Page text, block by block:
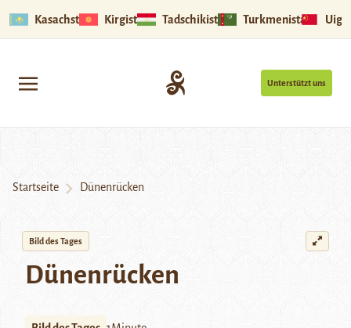
Kasachstan Kirgistan Tadschikistan Turkmenistan
Unterstützt uns
Startseite Dünenrücken
Bild des Tages
Dünenrücken